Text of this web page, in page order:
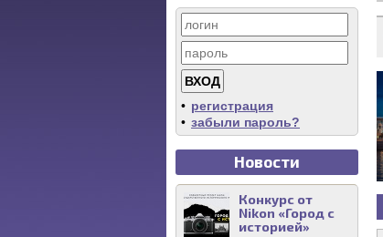
• регистрация
• забыли пароль?
Новости
Конкурс от
Nikon «Город с
историей»